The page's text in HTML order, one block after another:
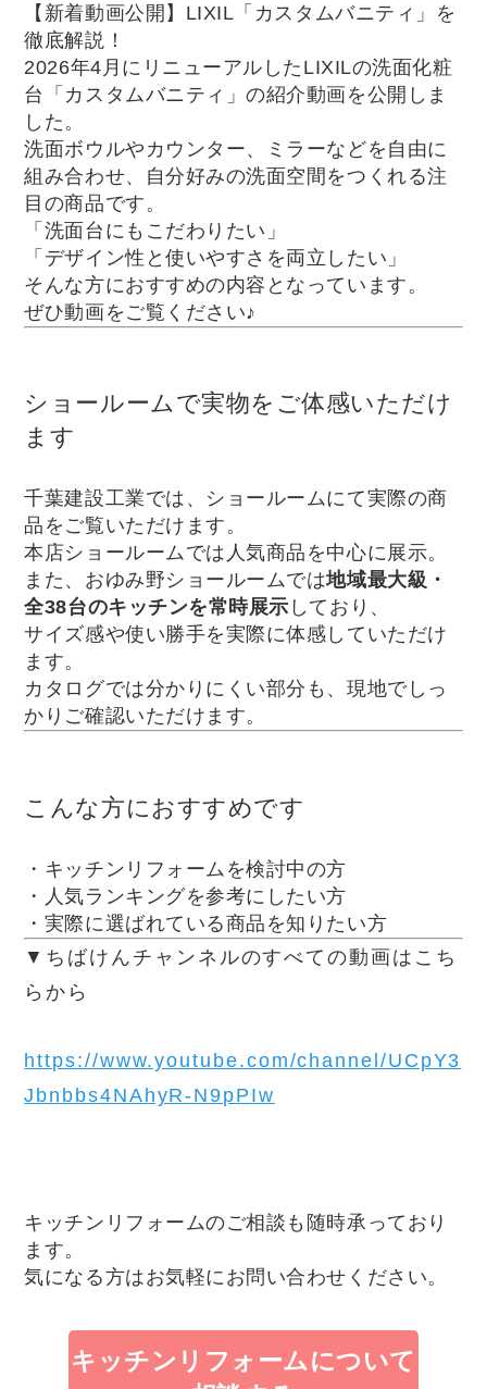
【新着動画公開】LIXIL「カスタムバニティ」を
徹底解説！
2026年4月にリニューアルしたLIXILの洗面化粧
台「カスタムバニティ」の紹介動画を公開しま
した。
洗面ボウルやカウンター、ミラーなどを自由に
組み合わせ、自分好みの洗面空間をつくれる注
目の商品です。
「洗面台にもこだわりたい」
「デザイン性と使いやすさを両立したい」
そんな方におすすめの内容となっています。
ぜひ動画をご覧ください♪
ショールームで実物をご体感いただけ
ます
千葉建設工業では、ショールームにて実際の商
品をご覧いただけます。
本店ショールームでは人気商品を中心に展示。
また、おゆみ野ショールームでは地域最大級・
全38台のキッチンを常時展示 しており、
サイズ感や使い勝手を実際に体感していただけ
ます。
カタログでは分かりにくい部分も、現地でしっ
かりご確認いただけます。
こんな方におすすめです
・キッチンリフォームを検討中の方
・人気ランキングを参考にしたい方
・実際に選ばれている商品を知りたい方
▼ちばけんチャンネルのすべての動画はこち
らから
https://www.youtube.com/channel/UCpY3
Jbnbbs4NAhyR-N9pPIw
キッチンリフォームのご相談も随時承っており
ます。
気になる方はお気軽にお問い合わせください。
キッチンリフォームについて